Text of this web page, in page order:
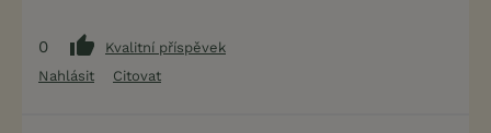
0
Kvalitní příspěvek
Nahlásit
Citovat